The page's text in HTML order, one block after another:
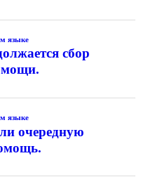
языке
сбор
языке
очередную